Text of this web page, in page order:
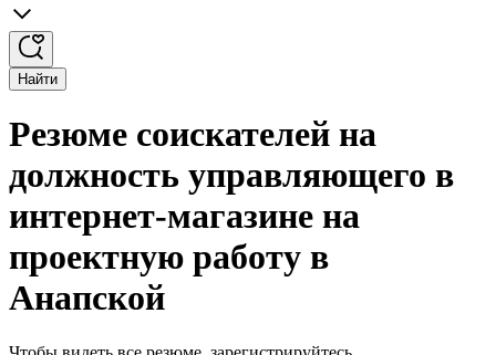
Найти
Резюме соискателей на
должность управляющего в
интернет-магазине на
проектную работу в
Анапской